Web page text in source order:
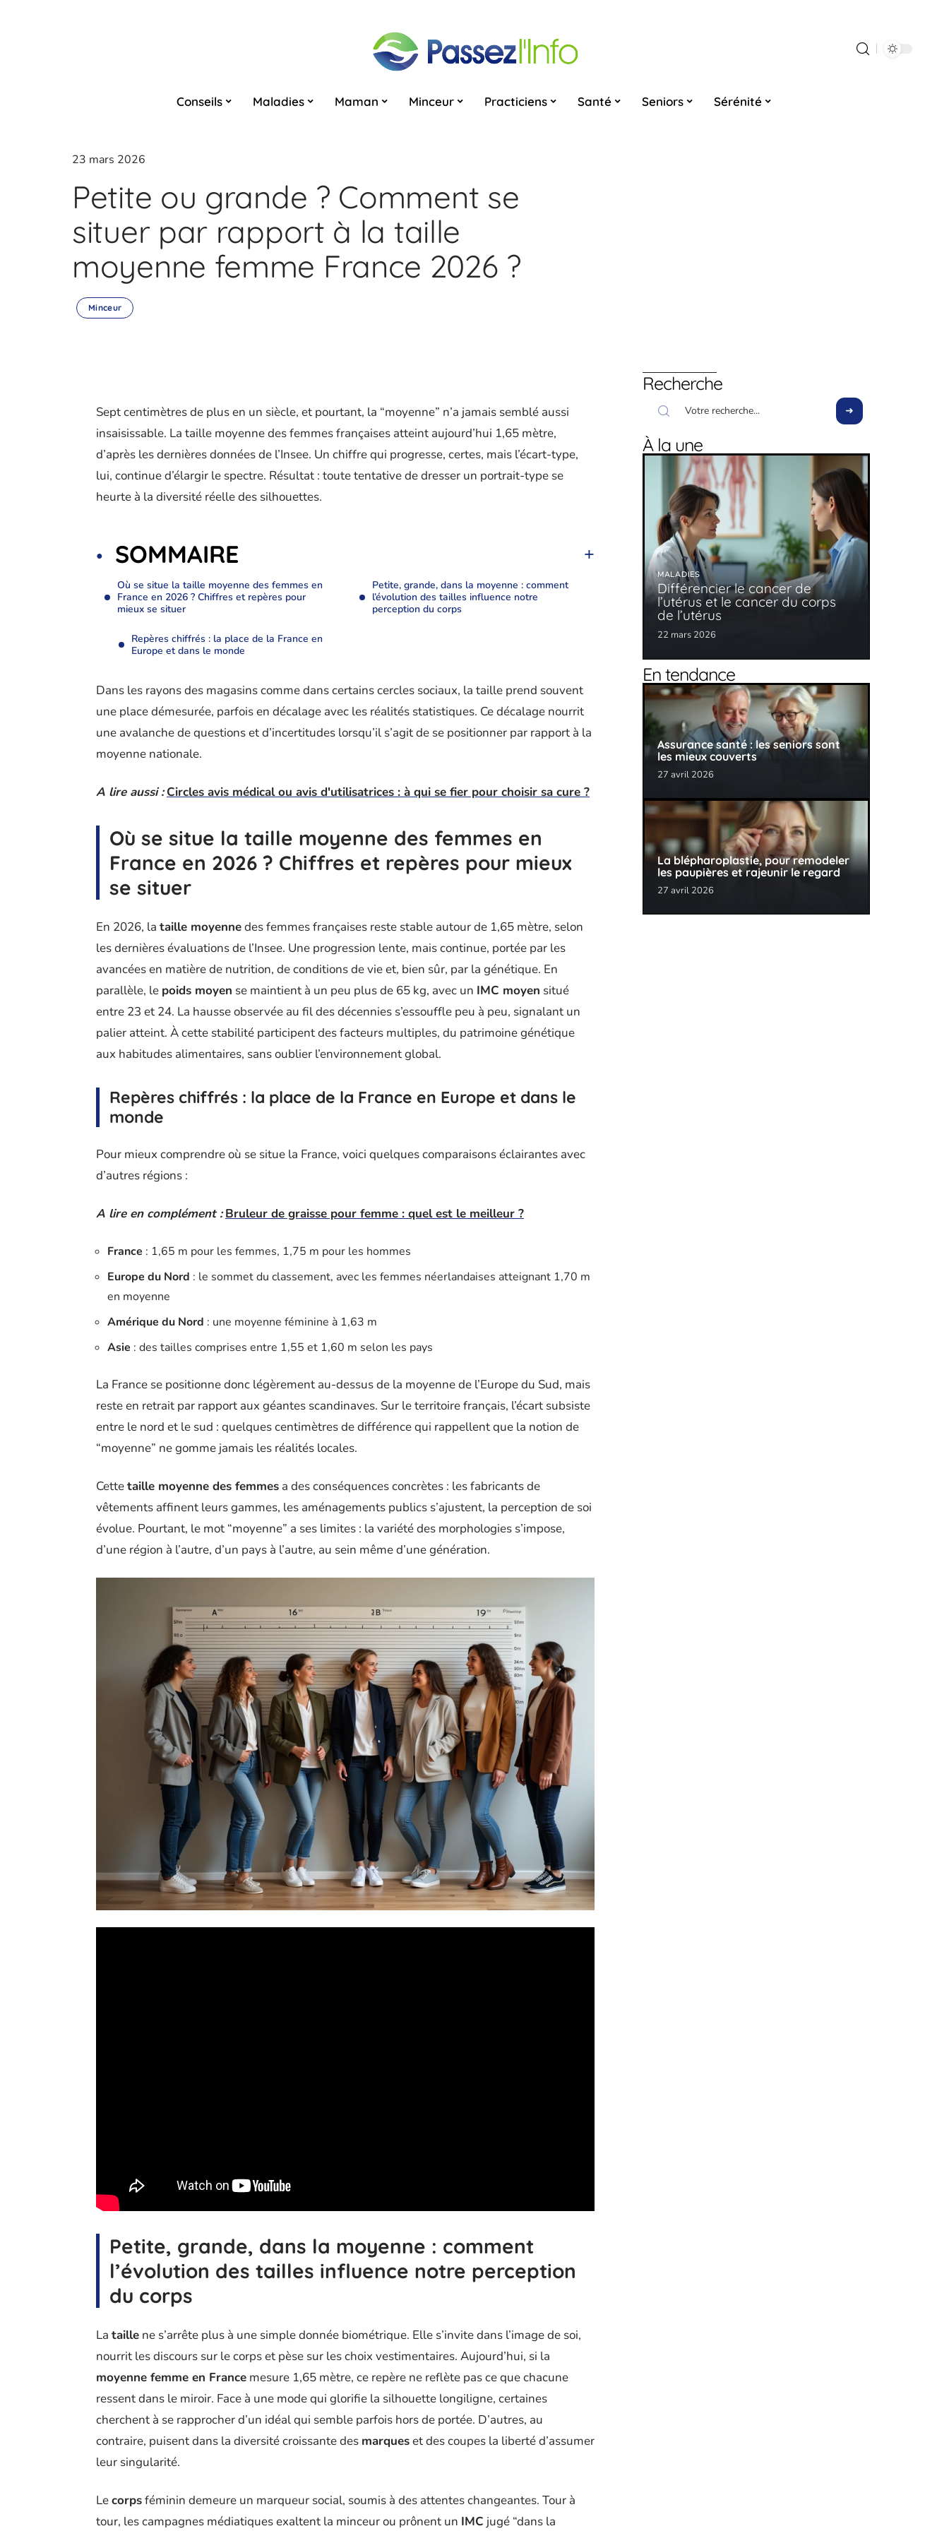
Conseils Maladies Maman Minceur Practiciens Santé Seniors Sérénité
23 mars 2026
Petite ou grande ? Comment se
situer par rapport à la taille
moyenne femme France 2026 ?
Minceur
Sept centimètres de plus en un siècle, et pourtant, la “moyenne” n’a jamais semblé aussi
insaisissable. La taille moyenne des femmes françaises atteint aujourd’hui 1,65 mètre,
d’après les dernières données de l’Insee. Un chiffre qui progresse, certes, mais l’écart-type,
lui, continue d’élargir le spectre. Résultat : toute tentative de dresser un portrait-type se
heurte à la diversité réelle des silhouettes.
SOMMAIRE
Où se situe la taille moyenne des femmes en
France en 2026 ? Chiffres et repères pour
mieux se situer
Repères chiffrés : la place de la France en
Europe et dans le monde
Petite, grande, dans la moyenne : comment
l’évolution des tailles influence notre
perception du corps
Dans les rayons des magasins comme dans certains cercles sociaux, la taille prend souvent
une place démesurée, parfois en décalage avec les réalités statistiques. Ce décalage nourrit
une avalanche de questions et d’incertitudes lorsqu’il s’agit de se positionner par rapport à la
moyenne nationale.
A lire aussi : Circles avis médical ou avis d'utilisatrices : à qui se fier pour choisir sa cure ?
Où se situe la taille moyenne des femmes en
France en 2026 ? Chiffres et repères pour mieux
se situer
En 2026, la taille moyennedes femmes françaises reste stable autour de 1,65 mètre, selon
les dernières évaluations de l’Insee. Une progression lente, mais continue, portée par les
avancées en matière de nutrition, de conditions de vie et, bien sûr, par la génétique. En
parallèle, le poids moyen se maintient à un peu plus de 65 kg, avec un IMC moyen situé
entre 23 et 24. La hausse observée au fil des décennies s’essouffle peu à peu, signalant un
palier atteint. À cette stabilité participent des facteurs multiples, du patrimoine génétique
aux habitudes alimentaires, sans oublier l’environnement global.
Repères chiffrés : la place de la France en Europe et dans le
monde
Pour mieux comprendre où se situe la France, voici quelques comparaisons éclairantes avec
d’autres régions :
A lire en complément : Bruleur de graisse pour femme : quel est le meilleur ?
France : 1,65 m pour les femmes, 1,75 m pour les hommes
Europe du Nord : le sommet du classement, avec les femmes néerlandaises atteignant 1,70 m
en moyenne
Amérique du Nord : une moyenne féminine à 1,63 m
Asie : des tailles comprises entre 1,55 et 1,60 m selon les pays
La France se positionne donc légèrement au-dessus de la moyenne de l’Europe du Sud, mais
reste en retrait par rapport aux géantes scandinaves. Sur le territoire français, l’écart subsiste
entre le nord et le sud : quelques centimètres de différence qui rappellent que la notion de
“moyenne” ne gomme jamais les réalités locales.
Cettetaille moyenne des femmes a des conséquences concrètes : les fabricants de
vêtements affinent leurs gammes, les aménagements publics s’ajustent, la perception de soi
évolue. Pourtant, le mot “moyenne” a ses limites : la variété des morphologies s’impose,
d’une région à l’autre, d’un pays à l’autre, au sein même d’une génération.
Petite, grande, dans la moyenne : comment
l’évolution des tailles influence notre perception
du corps
La taille ne s’arrête plus à une simple donnée biométrique. Elle s’invite dans l’image de soi,
nourrit les discours sur le corps et pèse sur les choix vestimentaires. Aujourd’hui, si la
moyenne femme en France mesure 1,65 mètre, ce repère ne reflète pas ce que chacune
ressent dans le miroir. Face à une mode qui glorifie la silhouette longiligne, certaines
cherchent à se rapprocher d’un idéal qui semble parfois hors de portée. D’autres, au
contraire, puisent dans la diversité croissante des marqueset des coupes la liberté d’assumer
leur singularité.
Lecorpsféminin demeure un marqueur social, soumis à des attentes changeantes. Tour à
tour, les campagnes médiatiques exaltent la minceur ou prônent un IMC jugé “dans la
Recherche
À la une
MALADIES
Différencier le cancer de
l’utérus et le cancer du corps
de l’utérus
22 mars 2026
En tendance
Assurance santé : les seniors sont
les mieux couverts
27 avril 2026
La blépharoplastie, pour remodeler
les paupières et rajeunir le regard
27 avril 2026